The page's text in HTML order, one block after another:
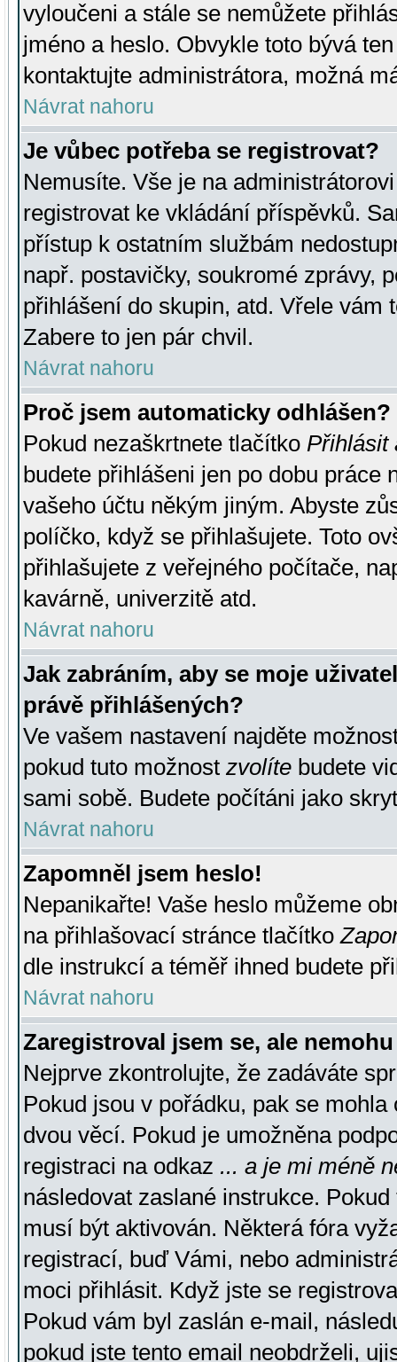
vyloučeni a stále se nemůžete
jméno a heslo. Obvykle toto bývá
kontaktujte administrátora, možná
Návrat nahoru
Je vůbec potřeba se registrovat?
Nemusíte. Vše je na
registrovat ke vkládání příspěvků.
přístup k ostatním službám
např. postavičky, soukromé zprávy,
přihlášení do skupin, atd. Vřele vám
Zabere to jen pár chvil.
Návrat nahoru
Proč jsem automaticky odhlášen?
Pokud nezaškrtnete tlačítko Přihlásit
budete přihlášeni jen po dobu práce
vašeho účtu někým jiným. Abyste
políčko, když se přihlašujete. Toto
přihlašujete z veřejného počítače,
kavárně, univerzitě atd.
Návrat nahoru
Jak zabráním, aby se moje
právě přihlášených?
Ve vašem nastavení najděte
pokud tuto možnost zvolíte budete
sami sobě. Budete počítáni jako
Návrat nahoru
Zapomněl jsem heslo!
Nepanikařte! Vaše heslo můžeme
na přihlašovací stránce tlačítko
dle instrukcí a téměř ihned budete
Návrat nahoru
Zaregistroval jsem se, ale
Nejprve zkontrolujte, že zadáváte
Pokud jsou v pořádku, pak se
dvou věcí. Pokud je umožněna
registraci na odkaz ... a je mi méně
následovat zaslané instrukce.
musí být aktivován. Některá fóra
registrací, buď Vámi, nebo
moci přihlásit. Když jste se
Pokud vám byl zaslán e-mail,
pokud jste tento email neobdrželi,